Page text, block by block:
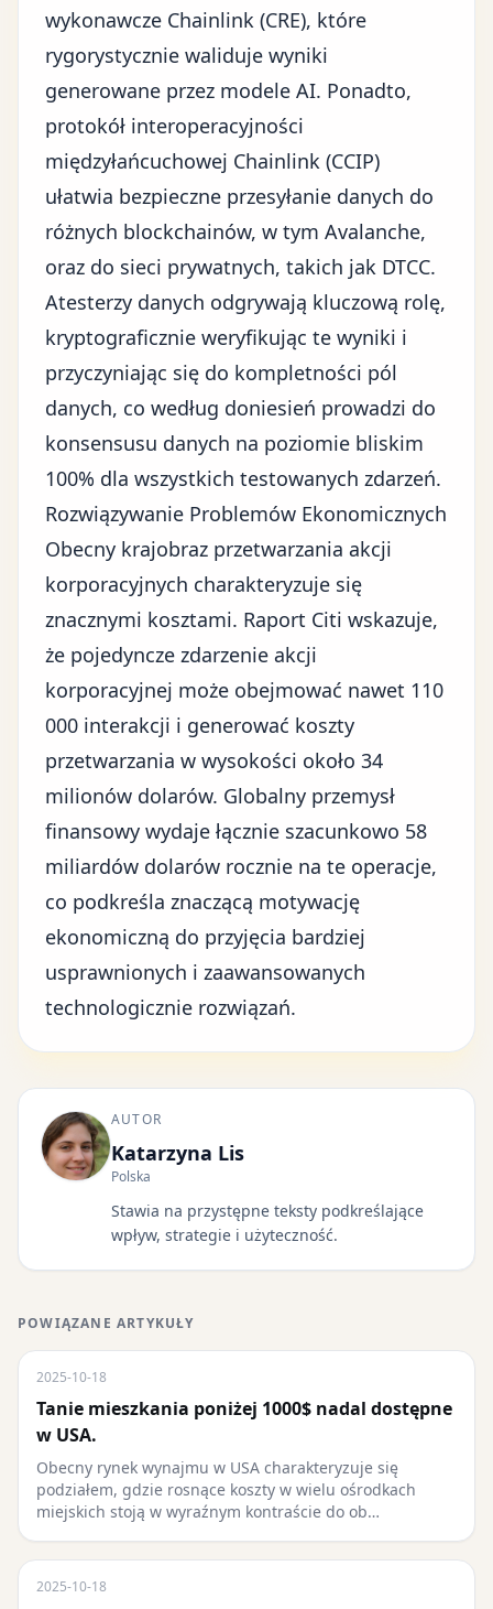
wykonawcze Chainlink (CRE), które
rygorystycznie waliduje wyniki
generowane przez modele AI. Ponadto,
protokół interoperacyjności
międzyłańcuchowej Chainlink (CCIP)
ułatwia bezpieczne przesyłanie danych do
różnych blockchainów, w tym Avalanche,
oraz do sieci prywatnych, takich jak DTCC.
Atesterzy danych odgrywają kluczową rolę,
kryptograficznie weryfikując te wyniki i
przyczyniając się do kompletności pól
danych, co według doniesień prowadzi do
konsensusu danych na poziomie bliskim
100% dla wszystkich testowanych zdarzeń.
Rozwiązywanie Problemów Ekonomicznych
Obecny krajobraz przetwarzania akcji
korporacyjnych charakteryzuje się
znacznymi kosztami. Raport Citi wskazuje,
że pojedyncze zdarzenie akcji
korporacyjnej może obejmować nawet 110
000 interakcji i generować koszty
przetwarzania w wysokości około 34
milionów dolarów. Globalny przemysł
finansowy wydaje łącznie szacunkowo 58
miliardów dolarów rocznie na te operacje,
co podkreśla znaczącą motywację
ekonomiczną do przyjęcia bardziej
usprawnionych i zaawansowanych
technologicznie rozwiązań.
AUTOR
Katarzyna Lis
Polska
Stawia na przystępne teksty podkreślające
wpływ, strategie i użyteczność.
POWIĄZANE ARTYKUŁY
2025-10-18
Tanie mieszkania poniżej 1000$ nadal dostępne
w USA.
Obecny rynek wynajmu w USA charakteryzuje się
podziałem, gdzie rosnące koszty w wielu ośrodkach
miejskich stoją w wyraźnym kontraście do ob…
2025-10-18